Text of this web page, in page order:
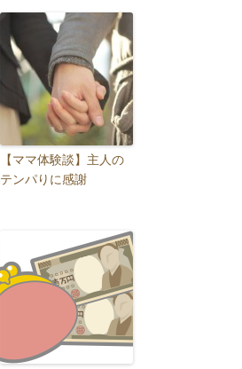
【ママ体験談】主人の
テンパりに感謝